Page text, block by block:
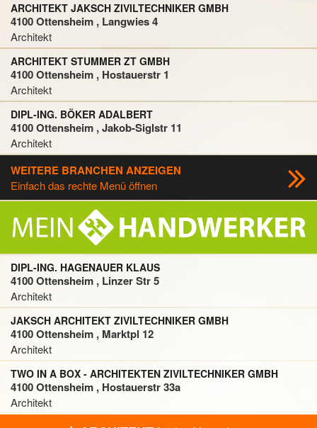
ARCHITEKT JAKSCH ZIVILTECHNIKER GMBH
4100 Ottensheim , Langwies 4
Architekt
ARCHITEKT STUMMER ZT GMBH
4100 Ottensheim , Hostauerstr 1
Architekt
DIPL-ING. BÖKER ADALBERT
4100 Ottensheim , Jakob-Siglstr 11
Architekt
WEITERE BRANCHEN ANZEIGEN
Einfach das rechte Menü öffnen
DIPL-ING. HAGENAUER KLAUS
4100 Ottensheim , Linzer Str 5
Architekt
JAKSCH ARCHITEKT ZIVILTECHNIKER GMBH
4100 Ottensheim , Marktpl 12
Architekt
TWO IN A BOX - ARCHITEKTEN ZIVILTECHNIKER GMBH
4100 Ottensheim , Hostauerstr 33a
Architekt